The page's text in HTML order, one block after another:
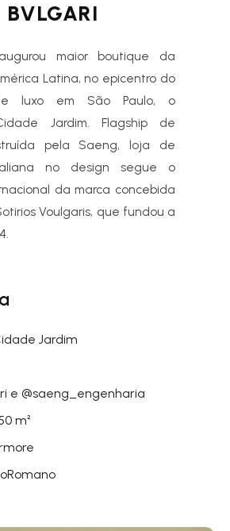
BVLGARI
maior boutique da
Latina, no epicentro do
luxo em São Paulo, o
Jardim. Flagship de
pela Saeng, loja de
no design segue o
da marca concebida
Voulgaris, que fundou a
Jardim
e @saeng_engenharia
m²